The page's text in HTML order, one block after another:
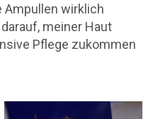
Ampullen wirklich
meiner Haut
Pflege zukommen